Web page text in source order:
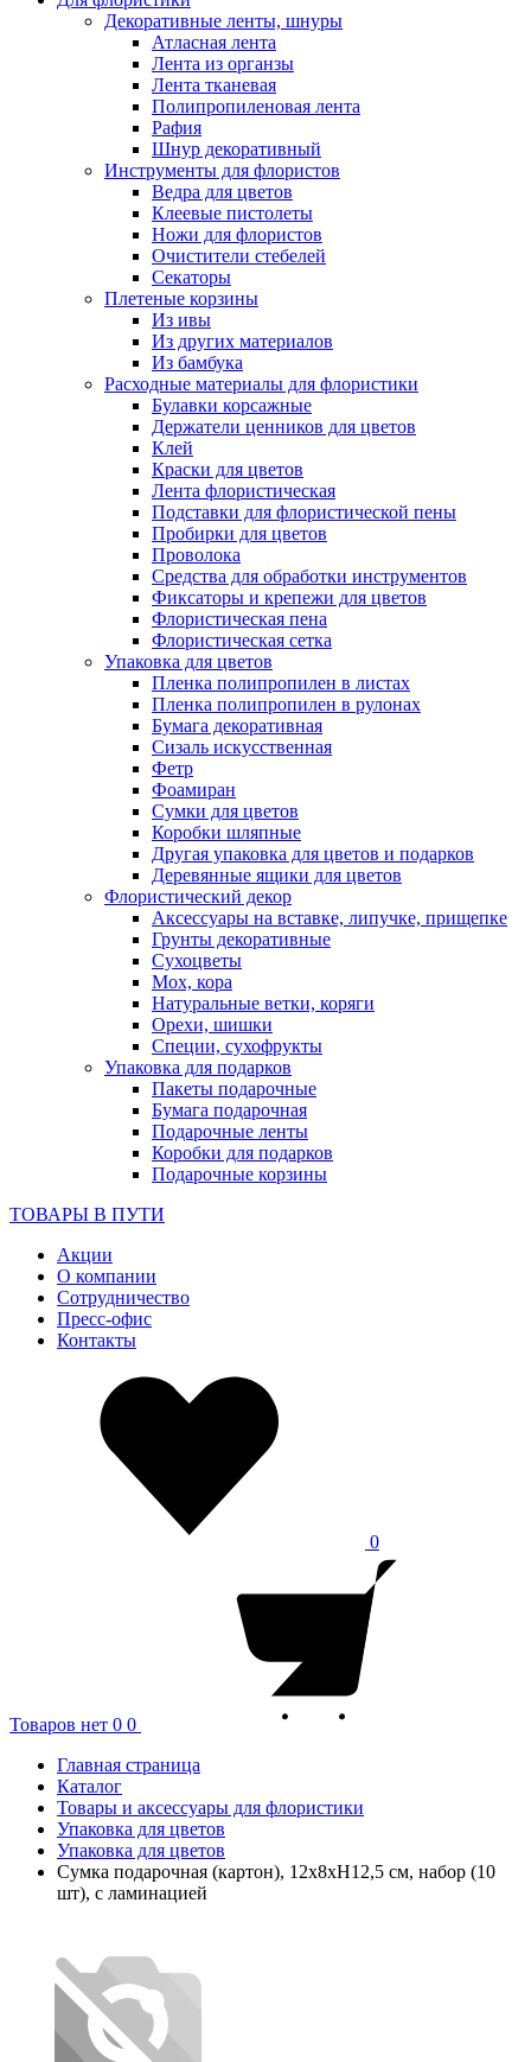
Декоративные ленты, шнуры
Атласная лента
Лента из органзы
Лента тканевая
Полипропиленовая лента
Рафия
Шнур декоративный
Инструменты для флористов
Ведра для цветов
Клеевые пистолеты
Ножи для флористов
Очистители стебелей
Секаторы
Плетеные корзины
Из ивы
Из других материалов
Из бамбука
Расходные материалы для флористики
Булавки корсажные
Держатели ценников для цветов
Клей
Краски для цветов
Лента флористическая
Подставки для флористической пены
Пробирки для цветов
Проволока
Средства для обработки инструментов
Фиксаторы и крепежи для цветов
Флористическая пена
Флористическая сетка
Упаковка для цветов
Пленка полипропилен в листах
Пленка полипропилен в рулонах
Бумага декоративная
Сизаль искусственная
Фетр
Фоамиран
Сумки для цветов
Коробки шляпные
Другая упаковка для цветов и подарков
Деревянные ящики для цветов
Флористический декор
Аксессуары на вставке, липучке, прищепке
Грунты декоративные
Сухоцветы
Мох, кора
Натуральные ветки, коряги
Орехи, шишки
Специи, сухофрукты
Упаковка для подарков
Пакеты подарочные
Бумага подарочная
Подарочные ленты
Коробки для подарков
Подарочные корзины
ТОВАРЫ В ПУТИ
Акции
О компании
Сотрудничество
Пресс-офис
Контакты
0
Товаров нет 0 0
Главная страница
Каталог
Товары и аксессуары для флористики
Упаковка для цветов
Упаковка для цветов
Сумка подарочная (картон), 12x8xH12,5 см, набор (10
шт), с ламинацией